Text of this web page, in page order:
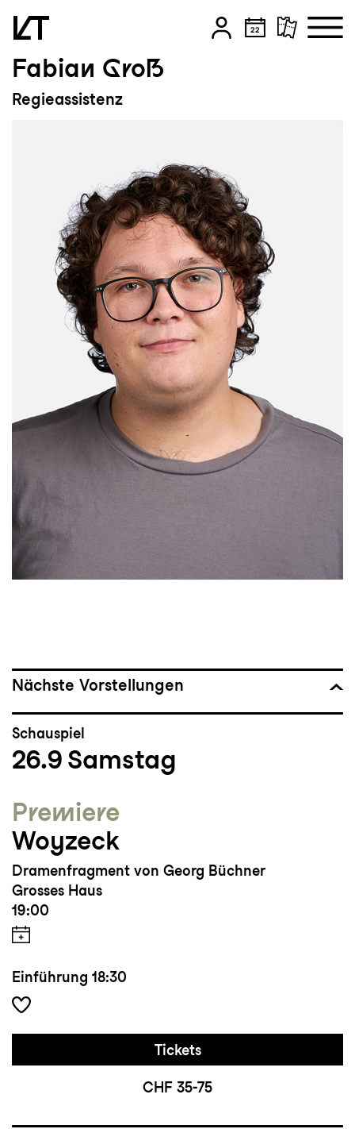
Zum Hauptinhalt springen
Zum Footer springen
Fabian Groß
Regieassistenz
Nächste Vorstellungen
Schauspiel
26.9 Samstag
Premiere
Woyzeck
Dramenfragment von Georg Büchner
Grosses Haus
19:00
Einführung 18:30
Tickets
CHF 35-75